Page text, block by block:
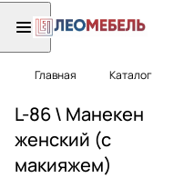
Главная Каталог
L-86 \ Манекен
женский (с
макияжем)